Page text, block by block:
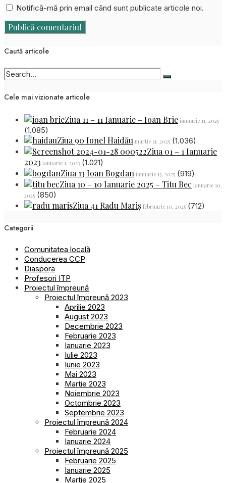
Notifică-mă prin email când sunt publicate articole noi.
Caută articole
Cele mai vizionate articole
Ziua 11 – 11 Ianuarie – Ioan Brie ianuarie 11, 2025
(1.085)
Ziua 90 Ionel Haidău martie 31, 2025 (1.036)
Ziua 01 – 1 Ianuarie
2023 ianuarie 1, 2023 (1.021)
Ziua 13 Ioan Bogdan ianuarie 13, 2025 (919)
Ziua 10 – 10 Ianuarie 2025 – Titu Bec ianuarie 10,
2025 (850)
Ziua 41 Radu Mariș februarie 10, 2025 (712)
Categorii
Comunitatea locală
Conducerea CCP
Diaspora
Profesori ITP
Proiectul împreună
Proiectul împreună 2023
Aprilie 2023
August 2023
Decembrie 2023
Februarie 2023
Ianuarie 2023
Iulie 2023
Iunie 2023
Mai 2023
Martie 2023
Noiembrie 2023
Octombrie 2023
Septembrie 2023
Proiectul împreună 2024
Februarie 2024
Ianuarie 2024
Proiectul împreună 2025
Februarie 2025
Ianuarie 2025
Martie 2025